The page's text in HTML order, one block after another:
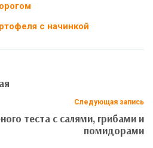
с начинкой
Следующая запись
теста с салями, грибами и
помидорами